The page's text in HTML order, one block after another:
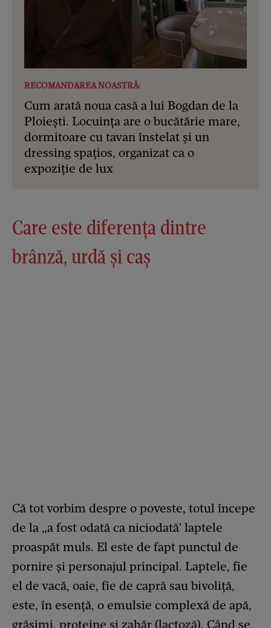
RECOMANDAREA NOASTRĂ:
Cum arată noua casă a lui Bogdan de la
Ploiești. Locuința are o bucătărie mare,
dormitoare cu tavan înstelat și un
dressing spațios, organizat ca o
expoziție de lux
Care este diferenţa dintre
brânză, urdă şi caş
Că tot vorbim despre o poveste, totul începe
de la „a fost odată ca niciodată' laptele
proaspăt muls. El este de fapt punctul de
pornire și personajul principal. Laptele, fie
el de vacă, oaie, fie de capră sau bivoliță,
este, în esență, o emulsie complexă de apă,
grăsimi, proteine și zahăr (lactoză). Când se